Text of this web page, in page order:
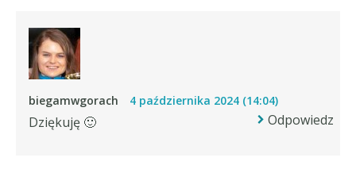
biegamwgorach 4 października 2024 (14:04)
Odpowiedz
Dziękuję 🙂